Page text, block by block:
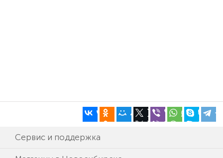
Сервис и поддержка